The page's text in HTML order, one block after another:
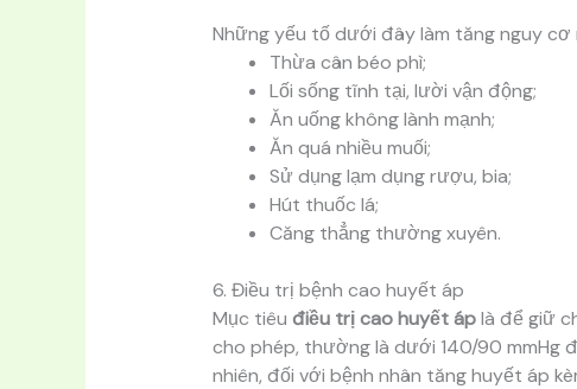
Những yếu tố dưới đây làm tăng nguy cơ
Thừa cân béo phì;
Lối sống tĩnh tại, lười vận động;
Ăn uống không lành mạnh;
Ăn quá nhiều muối;
Sử dụng lạm dụng rượu, bia;
Hút thuốc lá;
Căng thẳng thường xuyên.
6. Điều trị bệnh cao huyết áp
Mục tiêu điều trị cao huyết áplà để giữ
cho phép, thường là dưới 140/90 mmHg
nhiên, đối với bệnh nhân tăng huyết áp